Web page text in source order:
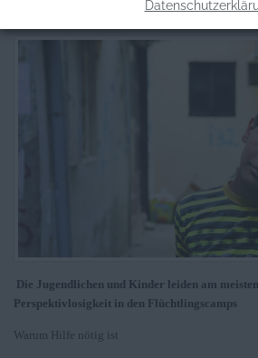
Die Jugendlichen und Kinder leiden am
Perspektivlosigkeit in den Flüchtlingscamps
Warum Hilfe nötig ist